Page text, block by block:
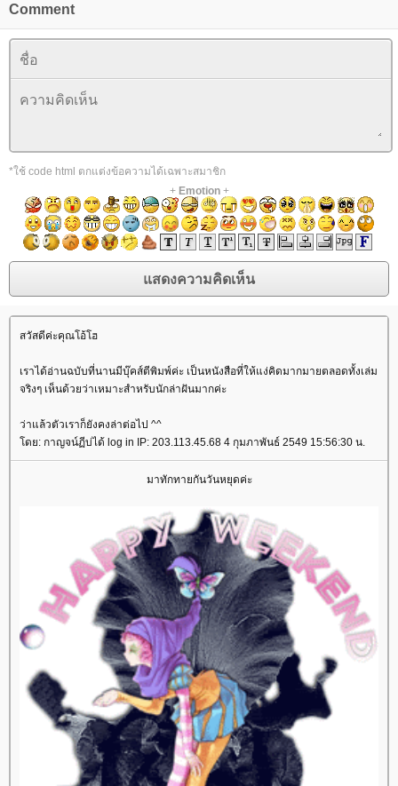
Comment
*ใช้ code html ตกแต่งข้อความได้เฉพาะสมาชิก
+ Emotion+
สวัสดีค่ะคุณโอ้โฮ
เราได้อ่านฉบับที่นานมีบุ๊คส์ตีพิมพ์ค่ะ เป็นหนังสือที่ให้แง่คิดมากมายตลอดทั้งเล่ม
จริงๆ เห็นด้วยว่าเหมาะสำหรับนักล่าฝันมากค่ะ
ว่าแล้วตัวเราก็ยังคงล่าต่อไป ^^
ดย: กาญจน์ฏีบ่ได้ log in IP: 203.113.45.68 4 กุมภาพันธ์ 2549 15:56:30 น.
มาทักทายกันวันหยุดค่ะ